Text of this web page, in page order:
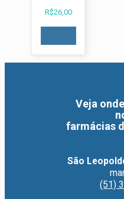
R$26,00
Veja
farmácias
São
(51)